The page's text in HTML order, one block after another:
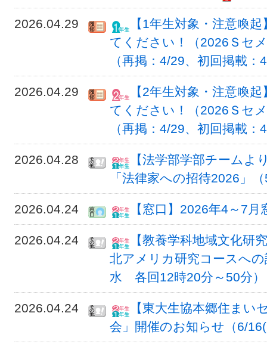
2026.04.29
【1年生対象・注意喚
てください！（2026Ｓセ
（再掲：4/29、初回掲載：
2026.04.29
【2年生対象・注意喚
てください！（2026Ｓセ
（再掲：4/29、初回掲載：
2026.04.28
【法学部学部チーム
「法律家への招待2026」
2026.04.24 【窓口】2026年4～7月
2026.04.24
【教養学科地域文化研
北アメリカ研究コースへ
水 各回12時20分～50分）
2026.04.24
【東大生協本郷住まい
会」開催のお知らせ（6/